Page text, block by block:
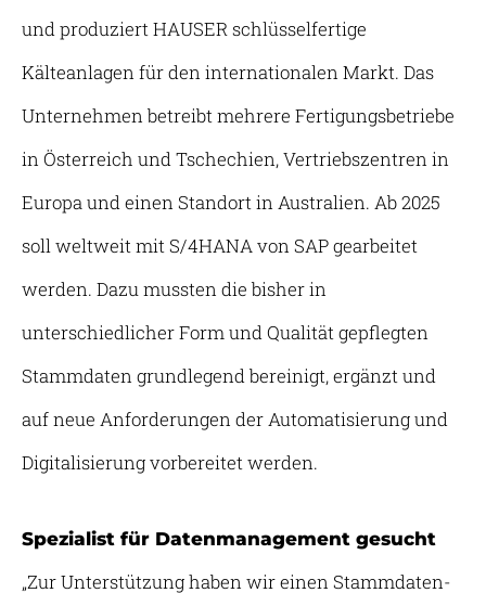
und produziert HAUSER schlüsselfertige
Kälteanlagen für den internationalen Markt. Das
Unternehmen betreibt mehrere Fertigungsbetriebe
in Österreich und Tschechien, Vertriebszentren in
Europa und einen Standort in Australien. Ab 2025
soll weltweit mit S/4HANA von SAP gearbeitet
werden. Dazu mussten die bisher in
unterschiedlicher Form und Qualität gepflegten
Stammdaten grundlegend bereinigt, ergänzt und
auf neue Anforderungen der Automatisierung und
Digitalisierung vorbereitet werden.
Spezialist für Datenmanagement gesucht
„Zur Unterstützung haben wir einen Stammdaten-